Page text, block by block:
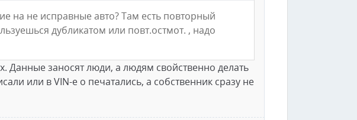
на не исправные авто? Там есть повторный
дубликатом или повт.остмот. , надо
Данные заносят люди, а людям свойственно делать
или в VIN-е о печатались, а собственник сразу не